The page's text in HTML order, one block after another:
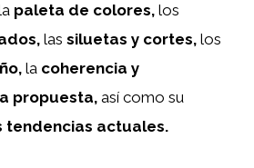
paleta de colores, los
las siluetas y cortes, los
la coherencia y
propuesta, así como su
tendencias actuales.